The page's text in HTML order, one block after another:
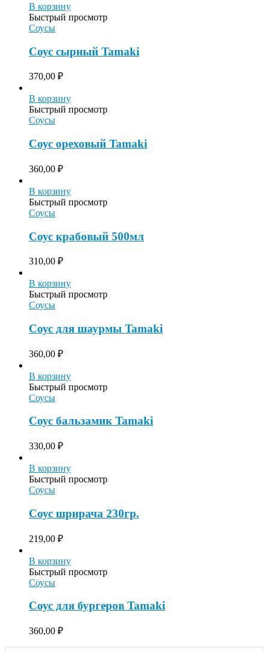
В корзину
Быстрый просмотр
Соусы
Соус сырный Tamaki
370,00 ₽
В корзину
Быстрый просмотр
Соусы
Соус ореховый Tamaki
360,00 ₽
В корзину
Быстрый просмотр
Соусы
Соус крабовый 500мл
310,00 ₽
В корзину
Быстрый просмотр
Соусы
Соус для шаурмы Tamaki
360,00 ₽
В корзину
Быстрый просмотр
Соусы
Соус бальзамик Tamaki
330,00 ₽
В корзину
Быстрый просмотр
Соусы
Соус шрирача 230гр.
219,00 ₽
В корзину
Быстрый просмотр
Соусы
Соус для бургеров Tamaki
360,00 ₽